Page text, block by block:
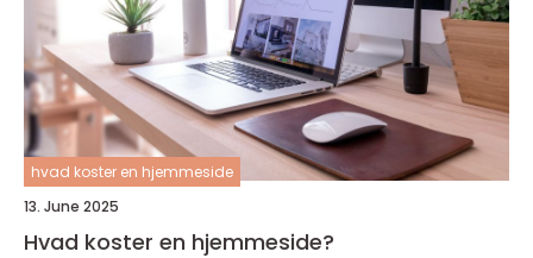
hvad koster en hjemmeside
13. June 2025
Hvad koster en hjemmeside?